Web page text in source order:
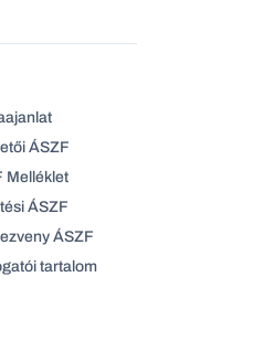
ÁSZF
Melléklet
ÁSZF
ÁSZF
tartalom